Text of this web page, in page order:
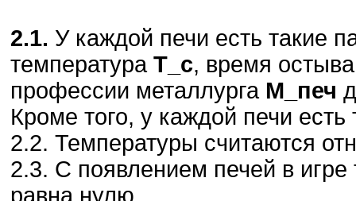
2.1. У каждой печи есть такие
температура T_c, время
профессии металлурга М_печ
Кроме того, у каждой печи
2.2. Температуры считаются
2.3. С появлением печей в
равна нулю.